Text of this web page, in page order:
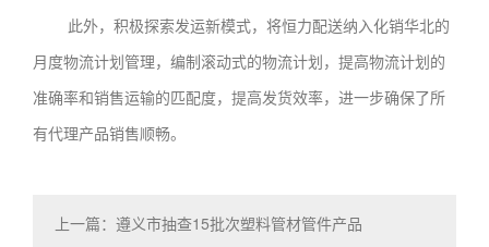
此外，积极探索发运新模式，将恒力配送纳入化销华北的
月度物流计划管理，编制滚动式的物流计划，提高物流计划的
准确率和销售运输的匹配度，提高发货效率，进一步确保了所
有代理产品销售顺畅。
上一篇：遵义市抽查15批次塑料管材管件产品